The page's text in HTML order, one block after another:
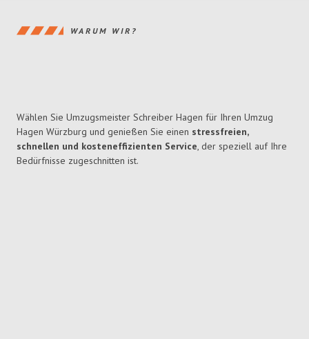
WARUM WIR?
Wählen Sie Umzugsmeister Schreiber Hagen für Ihren Umzug
Hagen Würzburg und genießen Sie einen stressfreien,
schnellen und kosteneffizienten Service, der speziell auf Ihre
Bedürfnisse zugeschnitten ist.